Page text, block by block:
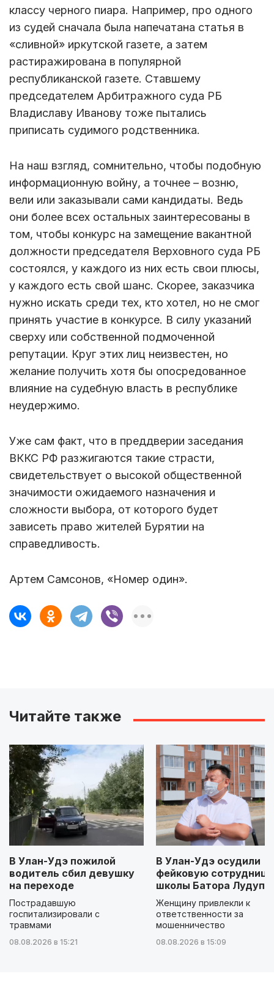
классу черного пиара. Например, про одного
из судей сначала была напечатана статья в
«сливной» иркутской газете, а затем
растиражирована в популярной
республиканской газете. Ставшему
председателем Арбитражного суда РБ
Владиславу Иванову тоже пытались
приписать судимого родственника.
На наш взгляд, сомнительно, чтобы подобную
информационную войну, а точнее – возню,
вели или заказывали сами кандидаты. Ведь
они более всех остальных заинтересованы в
том, чтобы конкурс на замещение вакантной
должности председателя Верховного суда РБ
состоялся, у каждого из них есть свои плюсы,
у каждого есть свой шанс. Скорее, заказчика
нужно искать среди тех, кто хотел, но не смог
принять участие в конкурсе. В силу указаний
сверху или собственной подмоченной
репутации. Круг этих лиц неизвестен, но
желание получить хотя бы опосредованное
влияние на судебную власть в республике
неудержимо.
Уже сам факт, что в преддверии заседания
ВККС РФ разжигаются такие страсти,
свидетельствует о высокой общественной
значимости ожидаемого назначения и
сложности выбора, от которого будет
зависеть право жителей Бурятии на
справедливость.
Артем Самсонов, «Номер один».
Читайте также
В Улан-Удэ пожилой
водитель сбил девушку
на переходе
Пострадавшую
госпитализировали с
травмами
08.08.2026 в 15:21
В Улан-Удэ осудили
фейковую сотрудницу
школы Батора
Женщину привлекли к
ответственности за
мошенничество
08.08.2026 в 15:09